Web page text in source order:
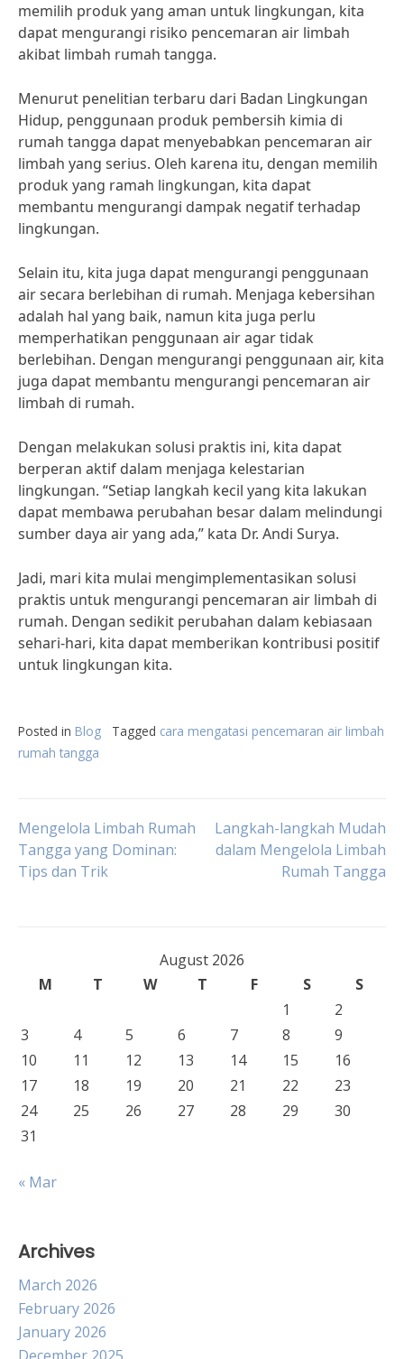
memilih produk yang aman untuk lingkungan, kita
dapat mengurangi risiko pencemaran air limbah
akibat limbah rumah tangga.
Menurut penelitian terbaru dari Badan Lingkungan
Hidup, penggunaan produk pembersih kimia di
rumah tangga dapat menyebabkan pencemaran air
limbah yang serius. Oleh karena itu, dengan memilih
produk yang ramah lingkungan, kita dapat
membantu mengurangi dampak negatif terhadap
lingkungan.
Selain itu, kita juga dapat mengurangi penggunaan
air secara berlebihan di rumah. Menjaga kebersihan
adalah hal yang baik, namun kita juga perlu
memperhatikan penggunaan air agar tidak
berlebihan. Dengan mengurangi penggunaan air, kita
juga dapat membantu mengurangi pencemaran air
limbah di rumah.
Dengan melakukan solusi praktis ini, kita dapat
berperan aktif dalam menjaga kelestarian
lingkungan. “Setiap langkah kecil yang kita lakukan
dapat membawa perubahan besar dalam melindungi
sumber daya air yang ada,” kata Dr. Andi Surya.
Jadi, mari kita mulai mengimplementasikan solusi
praktis untuk mengurangi pencemaran air limbah di
rumah. Dengan sedikit perubahan dalam kebiasaan
sehari-hari, kita dapat memberikan kontribusi positif
untuk lingkungan kita.
Posted in Blog Tagged cara mengatasi pencemaran air limbah
rumah tangga
Post
navigation
Mengelola Limbah Rumah
Tangga yang Dominan:
Tips dan Trik
Langkah-langkah Mudah
dalam Mengelola Limbah
Rumah Tangga
August 2026
M
T W T F S
S
1
2
3
4 5 6 7 8
9
10
11 12 13 14 15
16
17
18 19 20 21 22
23
24
25 26 27 28 29
30
31
« Mar
Archives
March 2026
February 2026
January 2026